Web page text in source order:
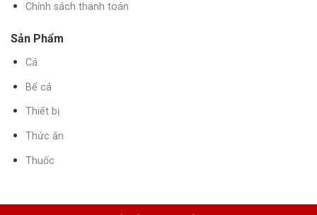
Chính sách thanh toán
Sản Phẩm
Cá
Bể cá
Thiết bị
Thức ăn
Thuốc